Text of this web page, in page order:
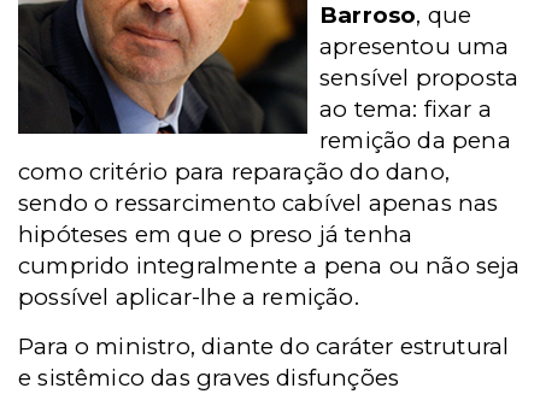
Barroso, que
apresentou uma
sensível proposta
ao tema: fixar a
remição da pena
como critério para reparação do dano,
sendo o ressarcimento cabível apenas nas
hipóteses em que o preso já tenha
cumprido integralmente a pena ou não seja
possível aplicar-lhe a remição.
Para o ministro, diante do caráter estrutural
e sistêmico das graves disfunções